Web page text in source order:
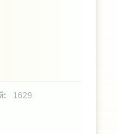
1629